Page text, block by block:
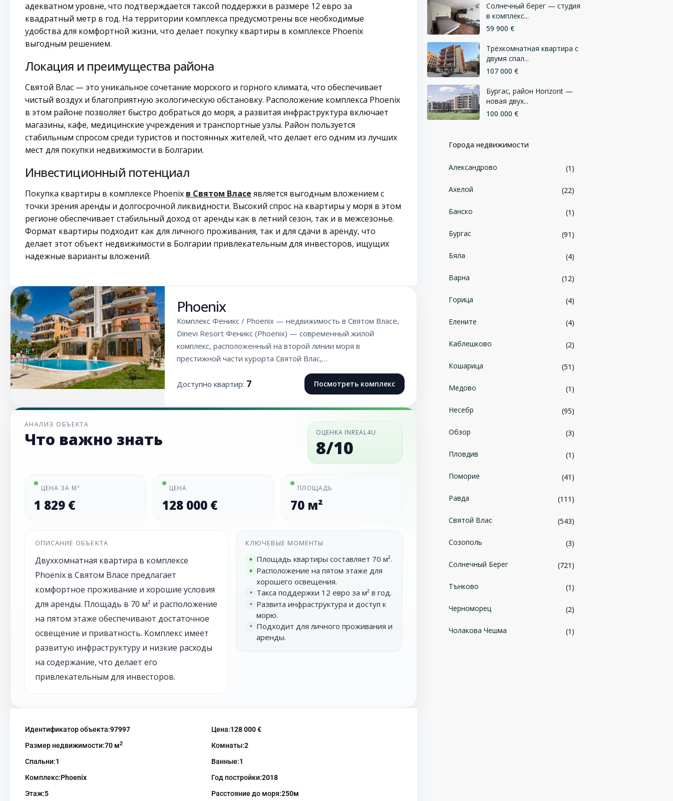
адекватном уровне, что подтверждается таксой поддержки в размере 12 евро за
квадратный метр в год. На территории комплекса предусмотрены все необходимые
удобства для комфортной жизни, что делает покупку квартиры в комплексе Phoenix
выгодным решением.
Локация и преимущества района
Святой Влас — это уникальное сочетание морского и горного климата, что обеспечивает
чистый воздух и благоприятную экологическую обстановку. Расположение комплекса Phoenix
в этом районе позволяет быстро добраться до моря, а развитая инфраструктура включает
магазины, кафе, медицинские учреждения и транспортные узлы. Район пользуется
стабильным спросом среди туристов и постоянных жителей, что делает его одним из лучших
мест для покупки недвижимости в Болгарии.
Инвестиционный потенциал
Покупка квартиры в комплексе Phoenix в Святом Власе является выгодным вложением с
точки зрения аренды и долгосрочной ликвидности. Высокий спрос на квартиры у моря в этом
регионе обеспечивает стабильный доход от аренды как в летний сезон, так и в межсезонье.
Формат квартиры подходит как для личного проживания, так и для сдачи в аренду, что
делает этот объект недвижимости в Болгарии привлекательным для инвесторов, ищущих
надежные варианты вложений.
Phoenix
Комплекс Феникс / Phoenix — недвижимость в Святом Власе,
Dinevi Resort Феникс (Phoenix) — современный жилой
комплекс, расположенный на второй линии моря в
престижной части курорта Святой Влас,…
Доступно квартир: 7 Посмотреть комплекс
АНАЛИЗ ОБЪЕКТА
Что важно знать ОЦЕНКА INREAL4U
8/10
ЦЕНА ЗА М²
1 829 €
ЦЕНА
128 000 €
ПЛОЩАДЬ
70 м²
ОПИСАНИЕ ОБЪЕКТА
Двухкомнатная квартира в комплексе
Phoenix в Святом Власе предлагает
комфортное проживание и хорошие условия
для аренды. Площадь в 70 м² и расположение
на пятом этаже обеспечивают достаточное
освещение и приватность. Комплекс имеет
развитую инфраструктуру и низкие расходы
на содержание, что делает его
привлекательным для инвесторов.
КЛЮЧЕВЫЕ МОМЕНТЫ
+ Площадь квартиры составляет 70 м².
+ Расположение на пятом этаже для
хорошего освещения.
• Такса поддержки 12 евро за м² в год.
• Развита инфраструктура и доступ к
морю.
• Подходит для личного проживания и
аренды.
Идентификатор объекта:97997 Цена:128 000 €
Размер недвижимости:70 м2 Комнаты:2
Спальни:1 Ванные:1
Комплекс:Phoenix Год постройки:2018
Этаж:5 Расстояние до моря:250м
Солнечный берег — студия
в комплекс...
59 900 €
Трёхкомнатная квартира с
двумя спал...
107 000 €
Бургас, район Horizont —
новая двух...
100 000 €
Города недвижимости
Александрово (1)
Ахелой (22)
Банско (1)
Бургас (91)
Бяла (4)
Варна (12)
Горица (4)
Елените (4)
Каблешково (2)
Кошарица (51)
Медово (1)
Несебр (95)
Обзор (3)
Пловдив (1)
Поморие (41)
Равда (111)
Святой Влас (543)
Созополь (3)
Солнечный Берег (721)
Тънково (1)
Черноморец (2)
Чолакова Чешма (1)